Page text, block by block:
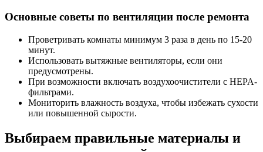
Основные советы по вентиляции после ремонта
Проветривать комнаты минимум 3 раза в день по 15-20
минут.
Использовать вытяжные вентиляторы, если они
предусмотрены.
При возможности включать воздухоочистители с HEPA-
фильтрами.
Мониторить влажность воздуха, чтобы избежать сухости
или повышенной сырости.
Выбираем правильные материалы и